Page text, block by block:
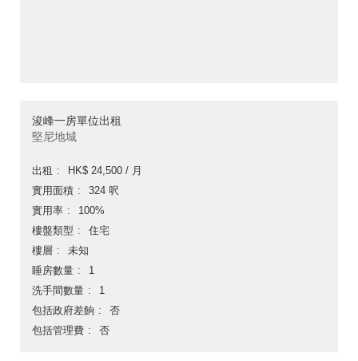
浚峰一房單位出租
堅尼地城
出租
HK$ 24,500 / 月
實用面積
324 呎
實用率
100%
樓盤類型
住宅
樓層
未知
睡房數量
1
洗手間數量
1
包括政府差餉
否
包括管理費
否